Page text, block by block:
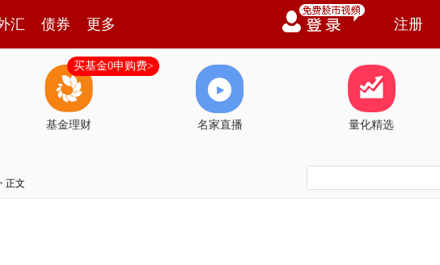
汇 债券 更多 注册
基金理财
买基金0申购费>
名家直播 量化精选
正文